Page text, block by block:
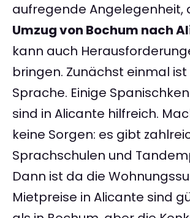
aufregende Angelegenheit,
Umzug von Bochum nach
kann auch
bringen. Zunächst einmal
Sprache. Einige
sind in Alicante hilfreich.
keine Sorgen: es gibt
Sprachschulen und
Dann ist da die
Mietpreise in Alicante sind